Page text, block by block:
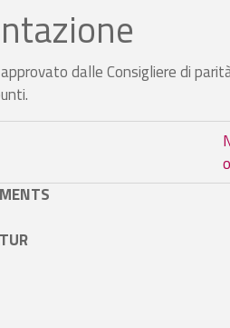
dalle Consigliere di
Blättern im